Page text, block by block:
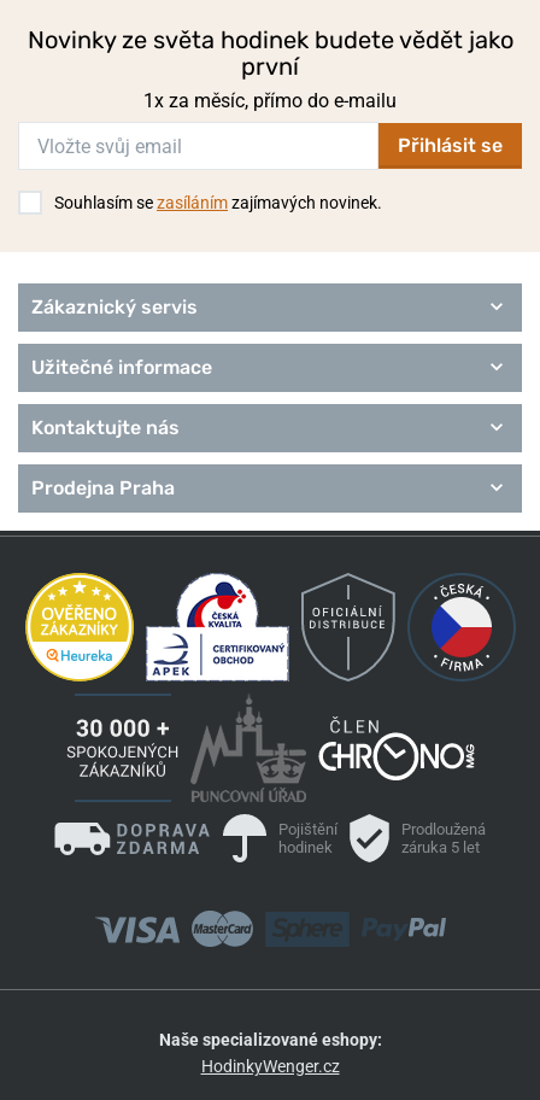
Novinky ze světa hodinek budete vědět jako
první
1x za měsíc, přímo do e-mailu
Přihlásit se
Souhlasím sezasílánímzajímavých novinek.
Zákaznický servis
Užitečné informace
Kontaktujte nás
Prodejna Praha
Pojištění
hodinek
Prodloužená
záruka 5 let
Naše specializované eshopy:
HodinkyWenger.cz